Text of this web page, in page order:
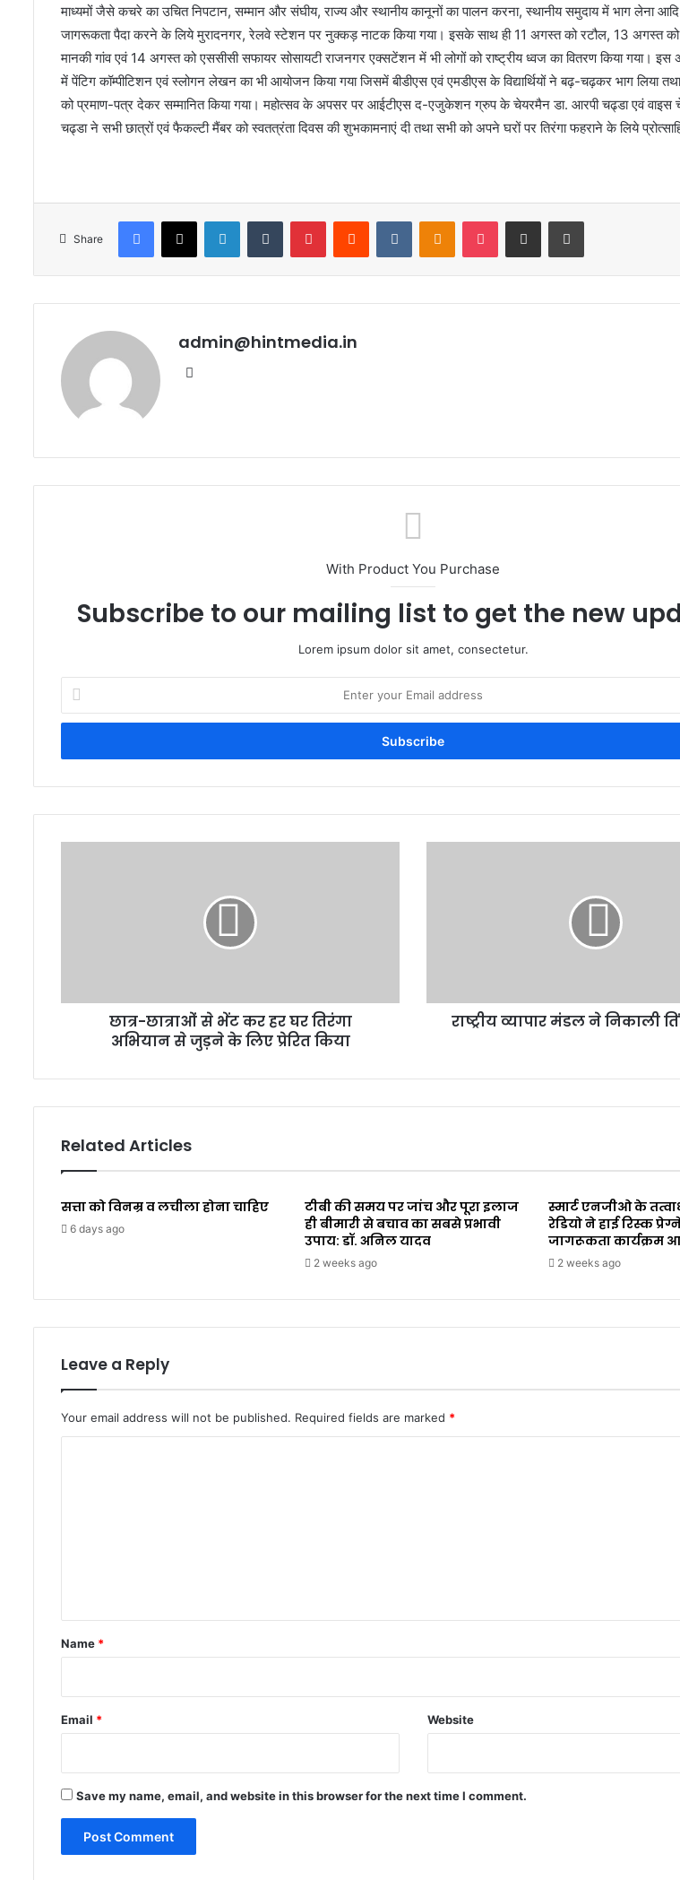
माध्यमों जैसे कचरे का उचित निपटान, सम्मान और संघीय, राज्य और स्थानीय कानूनों का पालन करना, स्थानीय समुदाय में भाग लेना
जागरूकता पैदा करने के लिये मुरादनगर, रेलवे स्टेशन पर नुक्कड़ नाटक किया गया। इसके साथ ही 11 अगस्त को रटौल, 13 अगस्त को
मानकी गांव एवं 14 अगस्त को एससीसी सफायर सोसायटी राजनगर एक्सटेंशन में भी लोगों को राष्ट्रीय ध्वज का वितरण किया गया।
में पेंटिग कॉम्पीटिशन एवं स्लोगन लेखन का भी आयोजन किया गया जिसमें बीडीएस एवं एमडीएस के विद्यार्थियों ने बढ़-चढ़कर भाग लिया
को प्रमाण-पत्र देकर सम्मानित किया गया। महोत्सव के अपसर पर आईटीएस द-एजुकेशन ग्रुप के चेयरमैन डा. आरपी चढ्डा एवं वाइस
चढ्डा ने सभी छात्रों एवं फैकल्टी मैंबर को स्वतत्रंता दिवस की शुभकामनाएं दी तथा सभी को अपने घरों पर तिरंगा फहराने के लिये
Share
Facebook
X LinkedInTumblr PinterestReddit VKontakteOdnoklassniki
Pocket Share via Email Print
admin@hintmedia.in
With Product You Purchase
Subscribe to our mailing list to get the new
Lorem ipsum dolor sit amet, consectetur.
Enter
your
Email
छात्र-छात्राओं से भेंट कर हर घर तिरंगा
अभियान से जुड़ने के लिए प्रेरित किया
राष्ट्रीय व्यापार मंडल ने निकाली
Related Articles
सत्ता को विनम्र व लचीला होना चाहिए
6 days ago
टीबी की समय पर जांच और पूरा इलाज
ही बीमारी से बचाव का सबसे प्रभावी
उपाय: डॉ. अनिल यादव
2 weeks ago
स्मार्ट एनजीओ के
रेडियो ने हाई रिस्क
जागरूकता कार्यक्रम
2 weeks ago
Leave a Reply
Your email address will not be published. Required fields are marked *
*
Name *
Email * Website
Save my name, email, and website in this browser for the next time I comment.